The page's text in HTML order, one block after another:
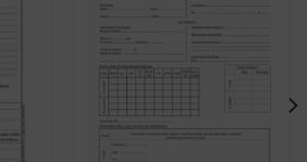
ADD TO